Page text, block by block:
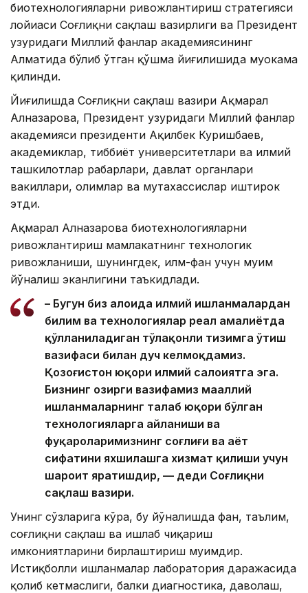
биотехнологияларни ривожлантириш стратегияси
лойиҳаси Соғлиқни сақлаш вазирлиги ва Президент
ҳузуридаги Миллий фанлар академиясининг
Алматида бўлиб ўтган қўшма йиғилишида муҳокама
қилинди.
Йиғилишда Соғлиқни сақлаш вазири Ақмарал
Алназарова, Президент ҳузуридаги Миллий фанлар
академияси президенти Ақилбек Куришбаев,
академиклар, тиббиёт университетлари ва илмий
ташкилотлар раҳбарлари, давлат органлари
вакиллари, олимлар ва мутахассислар иштирок
этди.
Ақмарал Алназарова биотехнологияларни
ривожлантириш мамлакатнинг технологик
ривожланиши, шунингдек, илм-фан учун муҳим
йўналиш эканлигини таъкидлади.
– Бугун биз алоҳида илмий ишланмалардан
билим ва технологиялар реал амалиётда
қўлланиладиган тўлақонли тизимга ўтиш
вазифаси билан дуч келмоқдамиз.
Қозоғистон юқори илмий салоҳиятга эга.
Бизнинг ҳозирги вазифамиз маҳаллий
ишланмаларнинг талаб юқори бўлган
технологияларга айланиши ва
фуқароларимизнинг соғлиғи ва ҳаёт
сифатини яхшилашга хизмат қилиши учун
шароит яратишдир, — деди Соғлиқни
сақлаш вазири.
Унинг сўзларига кўра, бу йўналишда фан, таълим,
соғлиқни сақлаш ва ишлаб чиқариш
имкониятларини бирлаштириш муҳимдир.
Истиқболли ишланмалар лаборатория даражасида
қолиб кетмаслиги, балки диагностика, даволаш,